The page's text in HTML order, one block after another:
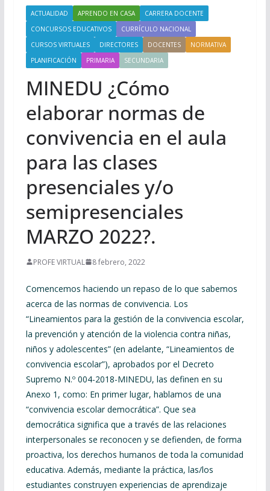
ACTUALIDAD APRENDO EN CASA
CARRERA DOCENTE
CONCURSOS EDUCATIVOS
CURRÍCULO NACIONAL
CURSOS VIRTUALES
DIRECTORES DOCENTES
NORMATIVA
PLANIFICACIÓN
PRIMARIA SECUNDARIA
MINEDU ¿Cómo
elaborar normas de
convivencia en el aula
para las clases
presenciales y/o
semipresenciales
MARZO 2022?.
PROFE VIRTUAL 8 febrero, 2022
Comencemos haciendo un repaso de lo que sabemos
acerca de las normas de convivencia. Los
“Lineamientos para la gestión de la convivencia escolar,
la prevención y atención de la violencia contra niñas,
niños y adolescentes” (en adelante, “Lineamientos de
convivencia escolar”), aprobados por el Decreto
Supremo N.º 004-2018-MINEDU, las definen en su
Anexo 1, como: En primer lugar, hablamos de una
“convivencia escolar democrática”. Que sea
democrática significa que a través de las relaciones
interpersonales se reconocen y se defienden, de forma
proactiva, los derechos humanos de toda la comunidad
educativa. Además, mediante la práctica, las/los
estudiantes construyen experiencias de aprendizaje